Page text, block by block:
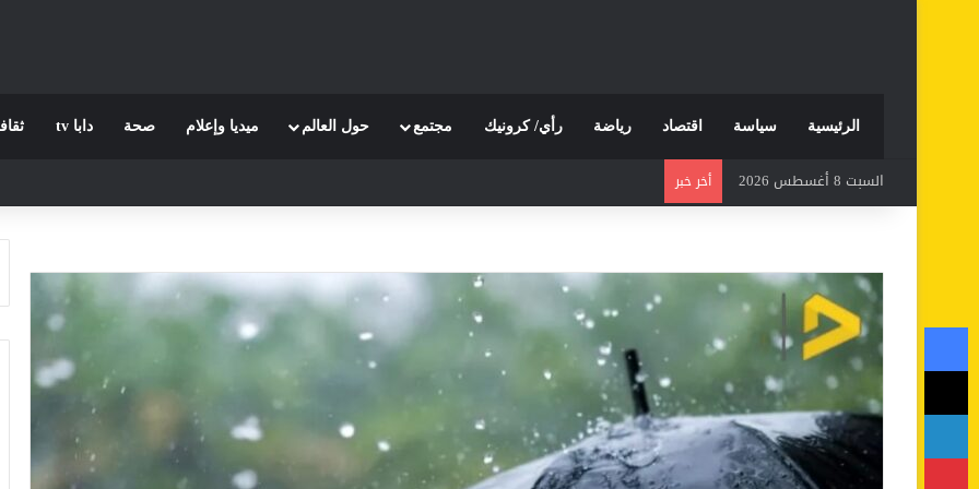
الرئيسية سياسة اقتصاد رياضة رأي/ كرونيك مجتمع حول العالم ميديا وإعلام صحة دابا tv
السبت 8 أغسطس 2026 أخر خبر
فيسبوك
لينكدإن
بينتيريست